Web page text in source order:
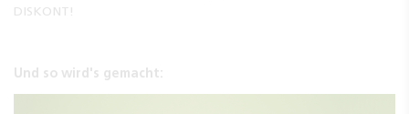
DISKONT!
Und so wird's gemacht: